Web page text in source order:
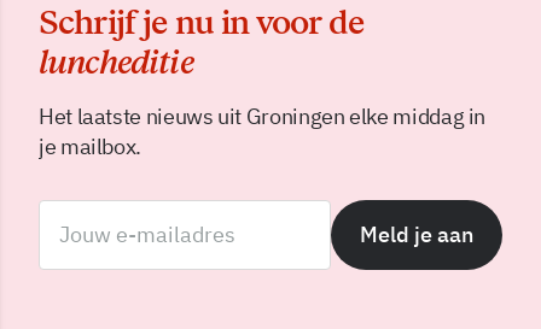
Schrijf je nu in voor de
luncheditie
Het laatste nieuws uit Groningen elke middag in
je mailbox.
Meld je aan